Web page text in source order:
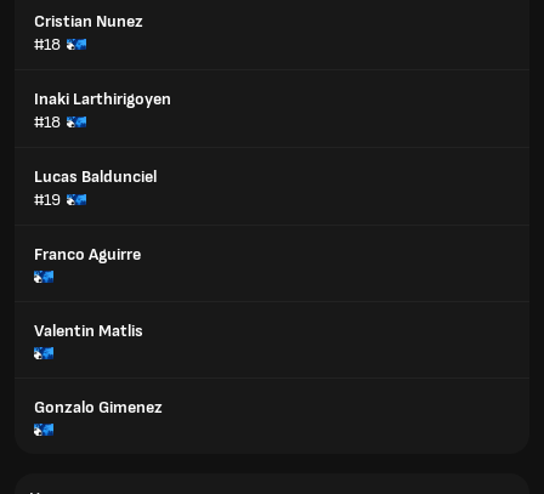
Cristian Nunez
#18
Inaki Larthirigoyen
#18
Lucas Baldunciel
#19
Franco Aguirre
Valentin Matlis
Gonzalo Gimenez